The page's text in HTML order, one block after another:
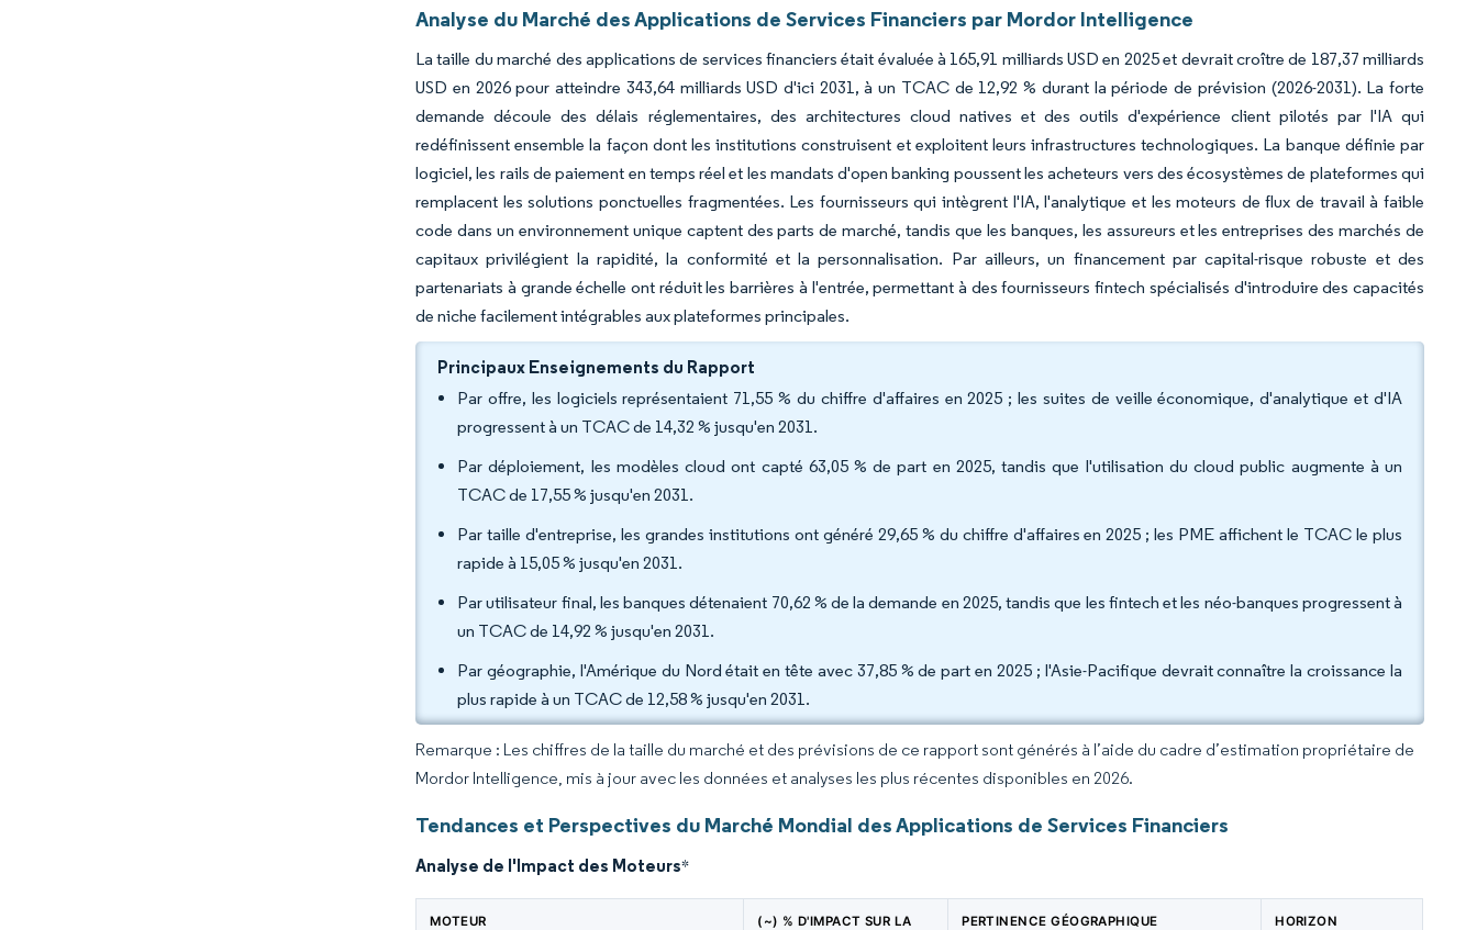
Analyse du Marché des Applications de Services Financiers par Mordor Intelligence
La taille du marché des applications de services financiers était évaluée à 165,91 milliards USD en 2025 et devrait croître de 187,37 milliards
USD en 2026 pour atteindre 343,64 milliards USD d'ici 2031, à un TCAC de 12,92 % durant la période de prévision (2026-2031). La forte
demande découle des délais réglementaires, des architectures cloud natives et des outils d'expérience client pilotés par l'IA qui
redéfinissent ensemble la façon dont les institutions construisent et exploitent leurs infrastructures technologiques. La banque définie par
logiciel, les rails de paiement en temps réel et les mandats d'open banking poussent les acheteurs vers des écosystèmes de plateformes qui
remplacent les solutions ponctuelles fragmentées. Les fournisseurs qui intègrent l'IA, l'analytique et les moteurs de flux de travail à faible
code dans un environnement unique captent des parts de marché, tandis que les banques, les assureurs et les entreprises des marchés de
capitaux privilégient la rapidité, la conformité et la personnalisation. Par ailleurs, un financement par capital-risque robuste et des
partenariats à grande échelle ont réduit les barrières à l'entrée, permettant à des fournisseurs fintech spécialisés d'introduire des capacités
de niche facilement intégrables aux plateformes principales.
Principaux Enseignements du Rapport
Par offre, les logiciels représentaient 71,55 % du chiffre d'affaires en 2025 ; les suites de veille économique, d'analytique et d'IA
progressent à un TCAC de 14,32 % jusqu'en 2031.
Par déploiement, les modèles cloud ont capté 63,05 % de part en 2025, tandis que l'utilisation du cloud public augmente à un
TCAC de 17,55 % jusqu'en 2031.
Par taille d'entreprise, les grandes institutions ont généré 29,65 % du chiffre d'affaires en 2025 ; les PME affichent le TCAC le plus
rapide à 15,05 % jusqu'en 2031.
Par utilisateur final, les banques détenaient 70,62 % de la demande en 2025, tandis que les fintech et les néo-banques progressent à
un TCAC de 14,92 % jusqu'en 2031.
Par géographie, l'Amérique du Nord était en tête avec 37,85 % de part en 2025 ; l'Asie-Pacifique devrait connaître la croissance la
plus rapide à un TCAC de 12,58 % jusqu'en 2031.
Remarque : Les chiffres de la taille du marché et des prévisions de ce rapport sont générés à l’aide du cadre d’estimation propriétaire de
Mordor Intelligence, mis à jour avec les données et analyses les plus récentes disponibles en 2026.
Tendances et Perspectives du Marché Mondial des Applications de Services Financiers
Analyse de l'Impact des Moteurs*
MOTEUR
(~) % D'IMPACT SUR LA
PERTINENCE GÉOGRAPHIQUE
HORIZON